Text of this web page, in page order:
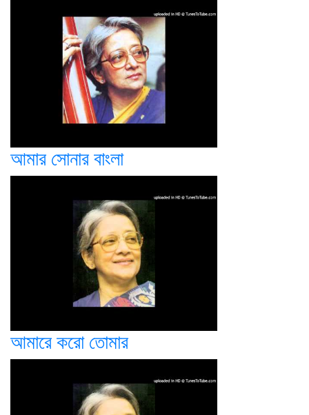
আমার সোনার বাংলা
আমারে করো তোমার